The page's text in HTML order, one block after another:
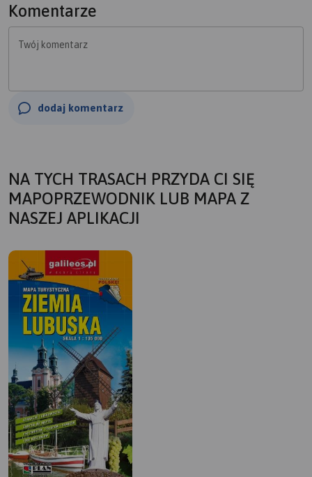
Komentarze
Twój komentarz
dodaj komentarz
NA TYCH TRASACH PRZYDA CI SIĘ
MAPOPRZEWODNIK LUB MAPA Z
NASZEJ APLIKACJI